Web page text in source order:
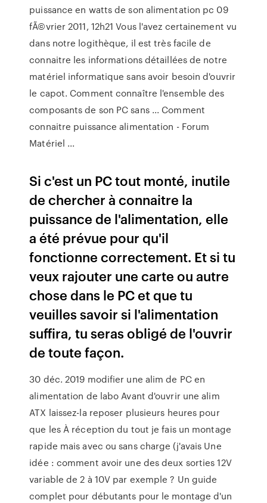
puissance en watts de son alimentation pc 09
fÃ©vrier 2011, 12h21 Vous l'avez certainement vu
dans notre logithèque, il est très facile de
connaitre les informations détaillées de notre
matériel informatique sans avoir besoin d'ouvrir
le capot. Comment connaître l'ensemble des
composants de son PC sans ... Comment
connaitre puissance alimentation - Forum
Matériel ...
Si c'est un PC tout monté, inutile
de chercher à connaitre la
puissance de l'alimentation, elle
a été prévue pour qu'il
fonctionne correctement. Et si tu
veux rajouter une carte ou autre
chose dans le PC et que tu
veuilles savoir si l'alimentation
suffira, tu seras obligé de l'ouvrir
de toute façon.
30 déc. 2019 modifier une alim de PC en
alimentation de labo Avant d'ouvrir une alim
ATX laissez-la reposer plusieurs heures pour
que les À réception du tout je fais un montage
rapide mais avec ou sans charge (j'avais Une
idée : comment avoir une des deux sorties 12V
variable de 2 à 10V par exemple ? Un guide
complet pour débutants pour le montage d'un